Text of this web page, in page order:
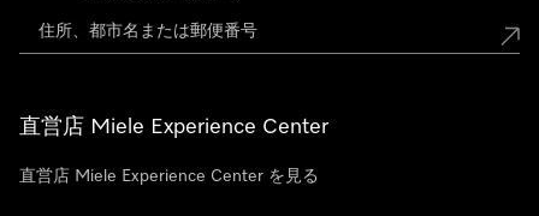
直営店 Miele Experience Center
直営店 Miele Experience Center を見る